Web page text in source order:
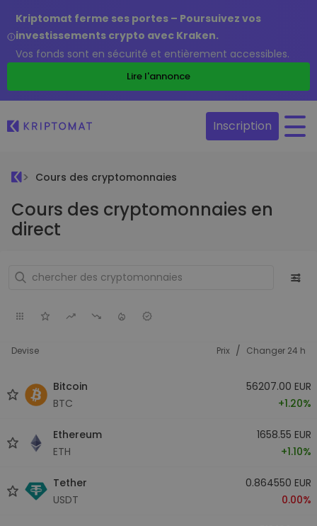
Kriptomat ferme ses portes – Poursuivez vos
investissements crypto avec Kraken.
Vos fonds sont en sécurité et entièrement accessibles.
Lire l'annonce
Inscription
Cours des cryptomonnaies
Cours des cryptomonnaies en
direct
Devise Prix / Changer 24 h
Bitcoin
BTC
56207.00 EUR
+1.20%
Ethereum
ETH
1658.55 EUR
+1.10%
Tether
USDT
0.864550 EUR
0.00%